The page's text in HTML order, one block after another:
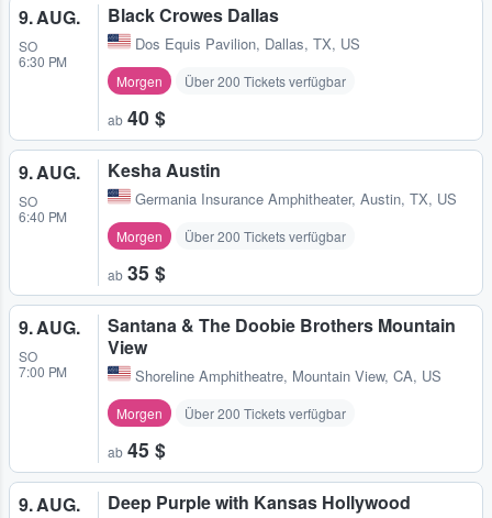
9. AUG.
SO
6:30 PM
Black Crowes Dallas
Dos Equis Pavilion, Dallas, TX, US
Morgen Über 200 Tickets verfügbar
ab 40 $
9. AUG.
SO
6:40 PM
Kesha Austin
Germania Insurance Amphitheater, Austin, TX, US
Morgen Über 200 Tickets verfügbar
ab 35 $
9. AUG.
SO
7:00 PM
Santana & The Doobie Brothers Mountain
View
Shoreline Amphitheatre, Mountain View, CA, US
Morgen Über 200 Tickets verfügbar
ab 45 $
9. AUG. Deep Purple with Kansas Hollywood